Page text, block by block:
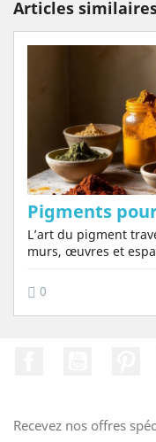
Articles
L’art du pigment
murs, œuvres et
0
Recevez nos offres